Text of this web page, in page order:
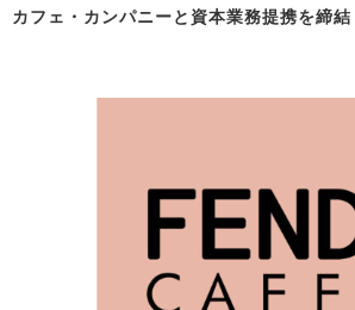
カフェ・カンパニーと資本業務提携を締結